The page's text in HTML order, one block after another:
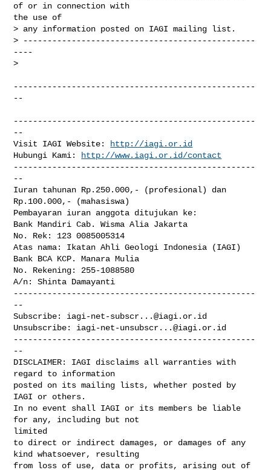
of or in connection with
the use of
> any information posted on IAGI mailing list.
> ------------------------------------------------
----
>
--------------------------------------------------
--
--------------------------------------------------
--
Visit IAGI Website:
http://iagi.or.id
Hubungi Kami:
http://www.iagi.or.id/contact
--------------------------------------------------
--
Iuran tahunan Rp.250.000,- (profesional) dan
Rp.100.000,- (mahasiswa)
Pembayaran iuran anggota ditujukan ke:
Bank Mandiri Cab. Wisma Alia Jakarta
No. Rek: 123 0085005314
Atas nama: Ikatan Ahli Geologi Indonesia (IAGI)
Bank BCA KCP. Manara Mulia
No. Rekening: 255-1088580
A/n: Shinta Damayanti
--------------------------------------------------
--
Subscribe: iagi-net-subscr...@iagi.or.id
Unsubscribe: iagi-net-unsubscr...@iagi.or.id
--------------------------------------------------
--
DISCLAIMER: IAGI disclaims all warranties with
regard to information
posted on its mailing lists, whether posted by
IAGI or others.
In no event shall IAGI or its members be liable
for any, including but not
limited
to direct or indirect damages, or damages of any
kind whatsoever, resulting
from loss of use, data or profits, arising out of